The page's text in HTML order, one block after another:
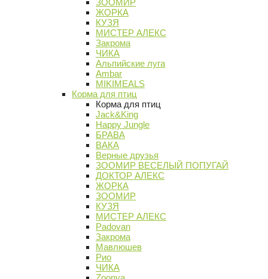
ЗООМИР
ЖОРКА
КУЗЯ
МИСТЕР АЛЕКС
Закрома
ЧИКА
Альпийские луга
Ambar
MIKIMEALS
Корма для птиц
Корма для птиц
Jack&King
Happy Jungle
БРАВА
ВАКА
Верные друзья
ЗООМИР ВЕСЕЛЫЙ ПОПУГАЙ
ДОКТОР АЛЕКС
ЖОРКА
ЗООМИР
КУЗЯ
МИСТЕР АЛЕКС
Padovan
Закрома
Мавлюшев
Рио
ЧИКА